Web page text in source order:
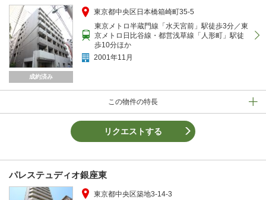
成約済み
この物件の特長
東京都中央区日本橋箱崎町35-5
東京メトロ半蔵門線「水天宮前」駅徒歩3分／東
京メトロ日比谷線・都営浅草線「人形町」駅徒
歩10分ほか
2001年11月
リクエストする
パレステュディオ銀座東
東京都中央区築地3-14-3